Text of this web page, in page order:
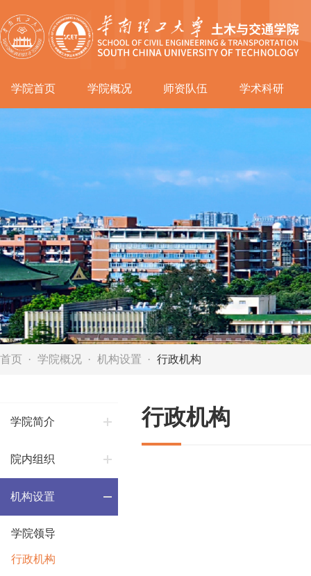
学院首页 学院概况 师资队伍 学术科研
首页 学院概况 机构设置 行政机构
学院简介
院内组织
机构设置
学院领导
行政机构
行政机构